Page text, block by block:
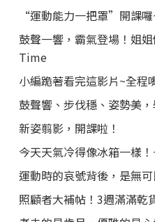
“運動能力一把罩”開課囉
鼓聲一響，霸氣登場！姐
Time
小編跪著看完這影片~全程
鼓聲響、步伐穩、姿勢美
新姿翦影，開課啦！
今天天氣冷得像冰箱一樣！
運動時的哀號背後，是無
照顧者大補帖！3週滿滿乾